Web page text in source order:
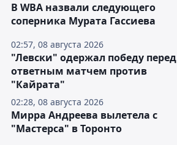
02:57, 08 августа 2026
В WBA назвали следующего
соперника Мурата Гассиева
02:28, 08 августа 2026
"Левски" одержал победу перед
ответным матчем против
"Кайрата"
Мирра Андреева вылетела с
"Мастерса" в Торонто